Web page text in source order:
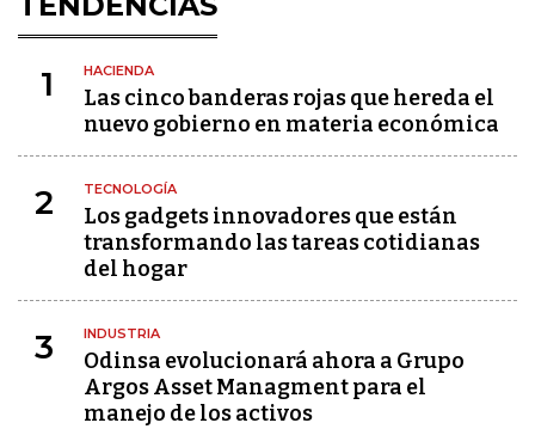
1 HACIENDA
Las cinco banderas rojas que hereda el
nuevo gobierno en materia económica
2 TECNOLOGÍA
Los gadgets innovadores que están
transformando las tareas cotidianas
del hogar
3 INDUSTRIA
Odinsa evolucionará ahora a Grupo
Argos Asset Managment para el
manejo de los activos